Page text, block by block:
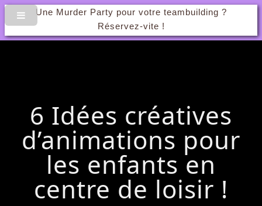
Une Murder Party pour votre teambuilding ?
Réservez-vite !
6 Idées créatives
d’animations pour
les enfants en
centre de loisir !